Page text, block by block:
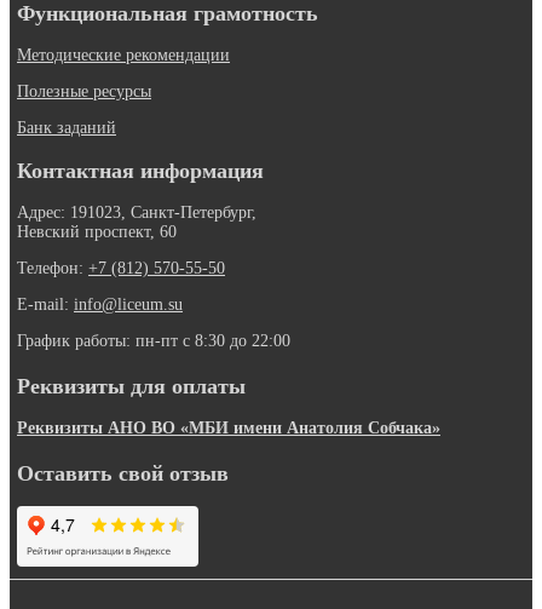
Функциональная грамотность
Методические рекомендации
Полезные ресурсы
Банк заданий
Контактная информация
Адрес: 191023, Санкт-Петербург,
Невский проспект, 60
Телефон: +7 (812) 570-55-50
E-mail: info@liceum.su
График работы: пн-пт с 8:30 до 22:00
Реквизиты для оплаты
Реквизиты АНО ВО «МБИ имени Анатолия Собчака»
Оставить свой отзыв